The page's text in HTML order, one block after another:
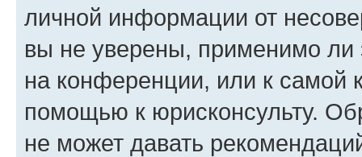
личной информации от
вы не уверены, применимо ли
на конференции, или к самой
помощью к юрисконсульту.
не может давать